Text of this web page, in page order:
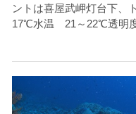
ントは喜屋武岬灯台下、
17℃水温 21～22℃透明